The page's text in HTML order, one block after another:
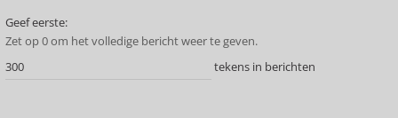
Geef eerste:
Zet op 0 om het volledige bericht weer te geven.
tekens in berichten